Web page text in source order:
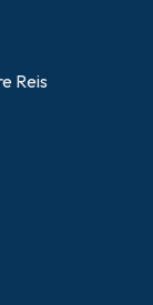
Reis